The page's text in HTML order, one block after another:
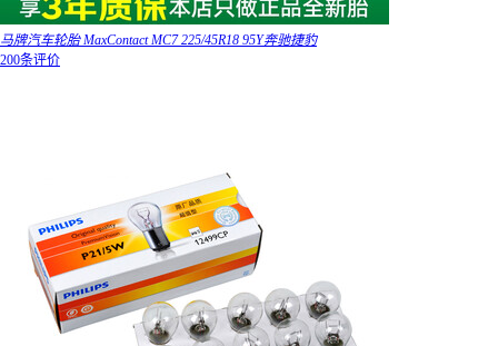
马牌汽车轮胎 MaxContact MC7 225/45R18 95Y奔驰捷豹
200条评价